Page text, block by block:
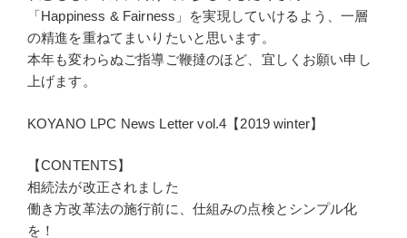
「Happiness & Fairness」を実現していけるよう、一層
の精進を重ねてまいりたいと思います。
本年も変わらぬご指導ご鞭撻のほど、宜しくお願い申し
上げます。
KOYANO LPC News Letter vol.4【2019 winter】
【CONTENTS】
相続法が改正されました
働き方改革法の施行前に、仕組みの点検とシンプル化
を！